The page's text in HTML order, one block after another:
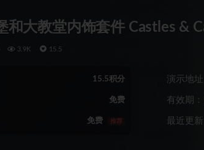
和大教堂内饰套件 Castles &
3.9K 15.5
15.5积分
免费
免费 推荐
演示地址
有效期
最近更